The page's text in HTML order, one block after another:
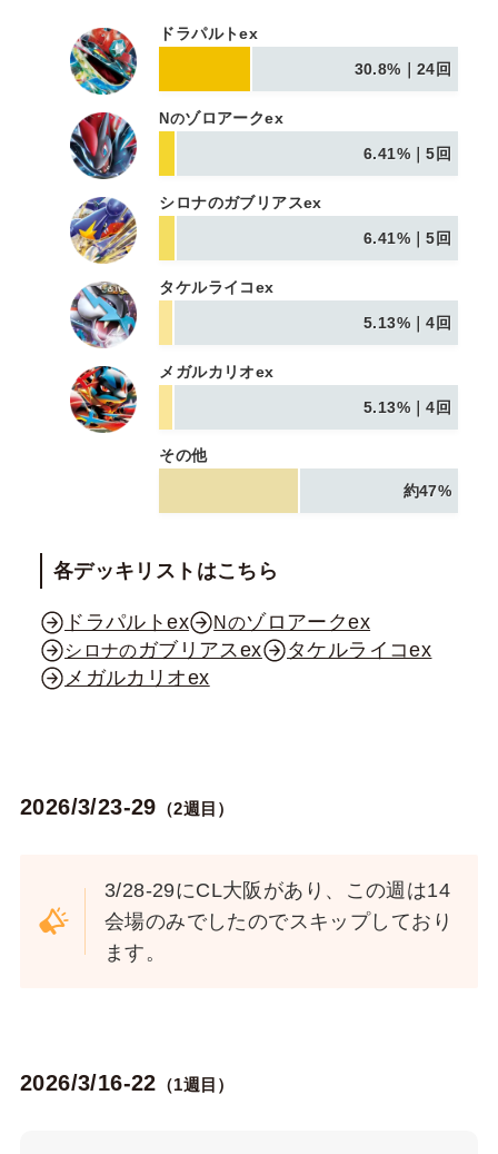
ドラパルトex
30.8%｜24回
Nのゾロアークex
6.41%｜5回
シロナのガブリアスex
6.41%｜5回
タケルライコex
5.13%｜4回
メガルカリオex
5.13%｜4回
その他
約47%
各デッキリストはこちら
ドラパルトex Nのゾロアークex
シロナのガブリアスex
タケルライコex
メガルカリオex
2026/3/23-29 （2週目）
3/28-29にCL大阪があり、この週は14
会場のみでしたのでスキップしており
ます。
2026/3/16-22 （1週目）